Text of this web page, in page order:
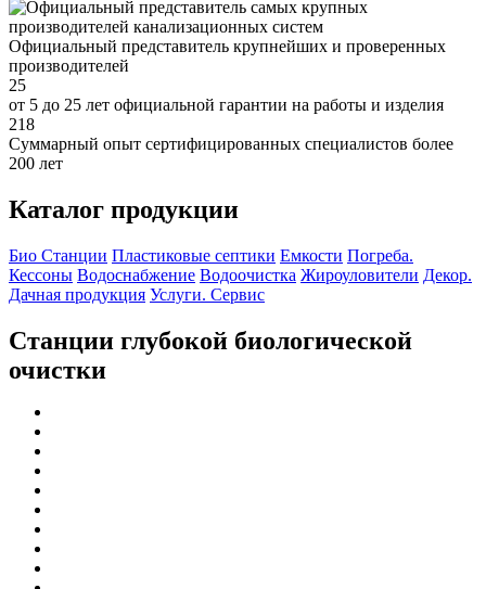
Официальный представитель крупнейших и проверенных
производителей
25
от 5 до 25 лет официальной гарантии на работы и изделия
218
Суммарный опыт сертифицированных специалистов более
200 лет
Каталог продукции
Био Станции Пластиковые септики Емкости Погреба.
Кессоны Водоснабжение Водоочистка Жироуловители Декор.
Дачная продукция Услуги. Сервис
Станции глубокой биологической
очистки